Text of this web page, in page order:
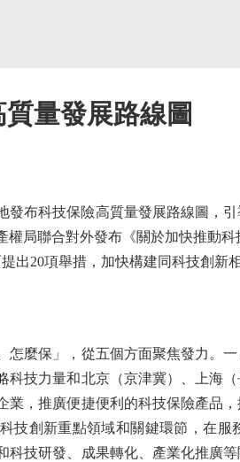
量發展路線圖
科技保險高質量發展路線圖，引
權局聯合對外發布《關於加快推動
出20項舉措，加快構建同科技創新
保」，從五個方面聚焦發力。一
科技力量和北京（京津冀）、上海
業，推廣便捷便利的科技保險產品
技創新重點領域和關鍵環節，在
技研發、成果轉化、產業化推廣